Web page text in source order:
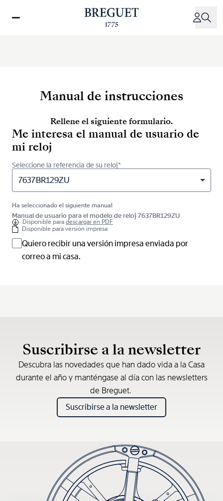
Manual de instrucciones
Rellene el siguiente formulario.
Me interesa el manual de usuario de
mi reloj
Seleccione la referencia de su reloj*
7637BR129ZU
Ha seleccionado el siguiente manual
Manual de usuario para el modelo de reloj 7637BR129ZU
Disponible paradescargar en PDF
Disponible para versión impresa
Quiero recibir una versión impresa enviada por
correo a mi casa.
Suscribirse a la newsletter
Descubra las novedades que han dado vida a la Casa
durante el año y manténgase al día con las newsletters
de Breguet.
Suscribirse a la newsletter